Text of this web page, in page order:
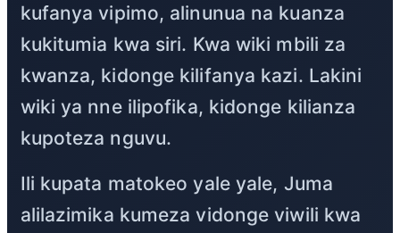
kufanya vipimo, alinunua na kuanza
kukitumia kwa siri. Kwa wiki mbili za
kwanza, kidonge kilifanya kazi. Lakini
wiki ya nne ilipofika, kidonge kilianza
kupoteza nguvu.
Ili kupata matokeo yale yale, Juma
alilazimika kumeza vidonge viwili kwa